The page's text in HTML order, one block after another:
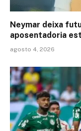
Neymar deixa
aposentadoria
agosto 4, 2026